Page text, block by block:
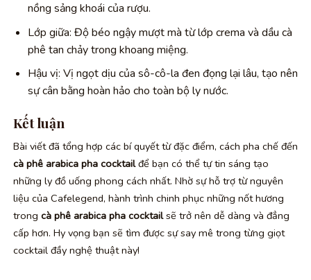
nồng sảng khoái của rượu.
Lớp giữa: Độ béo ngậy mượt mà từ lớp crema và dầu cà
phê tan chảy trong khoang miệng.
Hậu vị: Vị ngọt dịu của sô-cô-la đen đọng lại lâu, tạo nên
sự cân bằng hoàn hảo cho toàn bộ ly nước.
Kết luận
Bài viết đã tổng hợp các bí quyết từ đặc điểm, cách pha chế đến
cà phê arabica pha cocktailđể bạn có thể tự tin sáng tạo
những ly đồ uống phong cách nhất. Nhờ sự hỗ trợ từ nguyên
liệu của Cafelegend, hành trình chinh phục những nốt hương
trong cà phê arabica pha cocktailsẽ trở nên dễ dàng và đẳng
cấp hơn. Hy vọng bạn sẽ tìm được sự say mê trong từng giọt
cocktail đầy nghệ thuật này!